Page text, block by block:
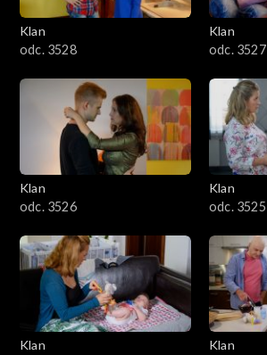
Klan
odc. 3528
Klan
odc. 3527
Klan
odc. 3526
Klan
odc. 3525
Klan
Klan